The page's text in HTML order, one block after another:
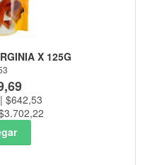
X 125G
$642,53